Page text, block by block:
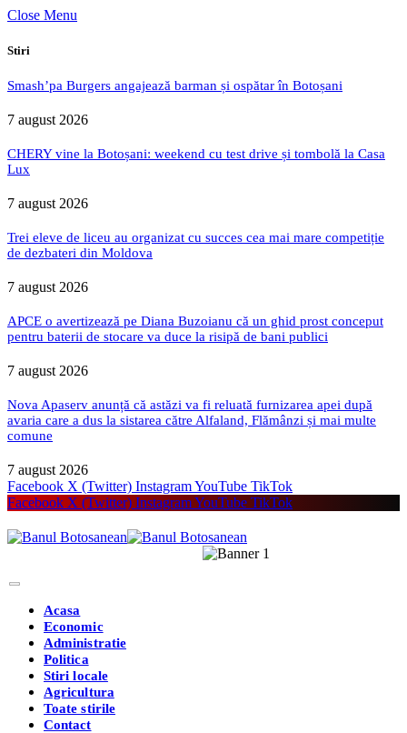
Close Menu
Stiri
Smash’pa Burgers angajează barman și ospătar în Botoșani
7 august 2026
CHERY vine la Botoșani: weekend cu test drive și tombolă la Casa
Lux
7 august 2026
Trei eleve de liceu au organizat cu succes cea mai mare competiție
de dezbateri din Moldova
7 august 2026
APCE o avertizează pe Diana Buzoianu că un ghid prost conceput
pentru baterii de stocare va duce la risipă de bani publici
7 august 2026
Nova Apaserv anunță că astăzi va fi reluată furnizarea apei după
avaria care a dus la sistarea către Alfaland, Flămânzi și mai multe
comune
7 august 2026
Facebook X (Twitter) InstagramYouTube TikTok
Facebook X (Twitter) InstagramYouTube TikTok
Acasa
Economic
Administratie
Politica
Stiri locale
Agricultura
Toate stirile
Contact